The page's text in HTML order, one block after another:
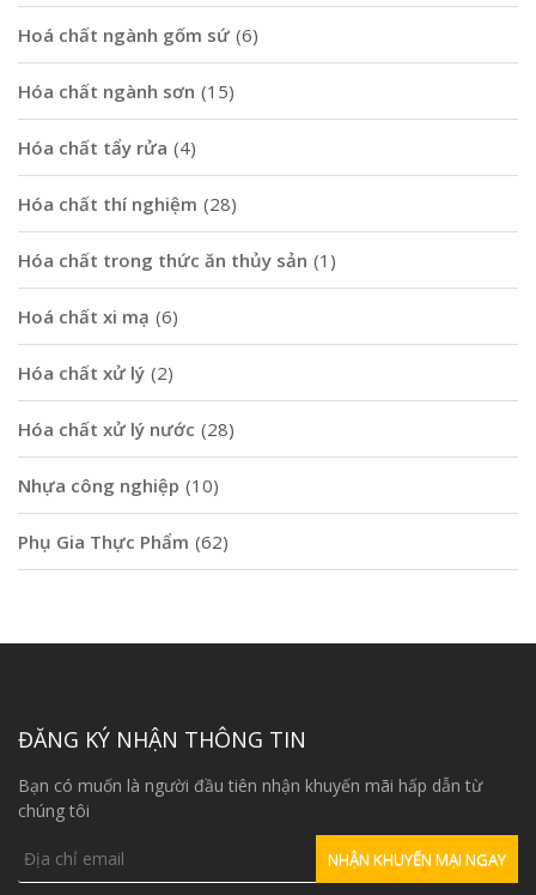
Hoá chất ngành gốm sứ (6)
Hóa chất ngành sơn (15)
Hóa chất tẩy rửa (4)
Hóa chất thí nghiệm (28)
Hóa chất trong thức ăn thủy sản (1)
Hoá chất xi mạ (6)
Hóa chất xử lý (2)
Hóa chất xử lý nước (28)
Nhựa công nghiệp (10)
Phụ Gia Thực Phẩm (62)
ĐĂNG KÝ NHẬN THÔNG TIN
Bạn có muốn là người đầu tiên nhận khuyến mãi hấp dẫn từ
chúng tôi